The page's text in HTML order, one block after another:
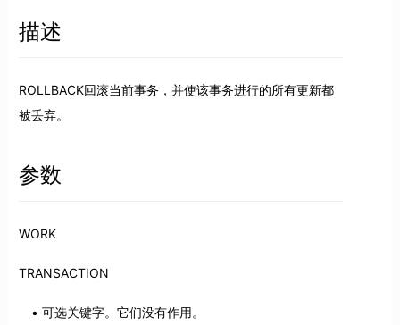
描述
ROLLBACK回滚当前事务，并使该事务进行的所有更新都
被丢弃。
参数
WORK
TRANSACTION
可选关键字。它们没有作用。